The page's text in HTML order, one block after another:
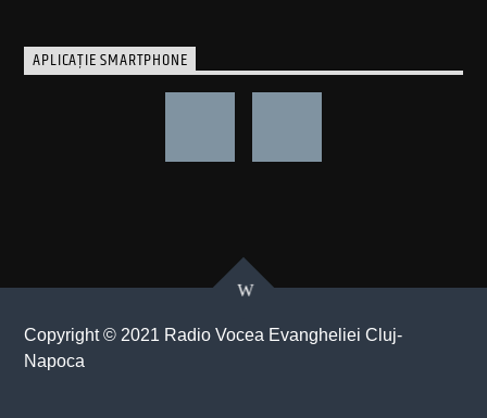
APLICAȚIE SMARTPHONE
Copyright © 2021 Radio Vocea Evangheliei Cluj-
Napoca